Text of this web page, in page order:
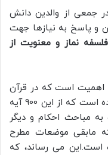
جمعی از والدین دانش
و پاسخ به نیازها جهت
نماز و معنویت از
اهمیت است که در قرآن
به نماز اشاره شده است که از این 900 آیه
به مباحث احکام و دیگر
مابقی موضعات مطرح
است.این می رساند، که